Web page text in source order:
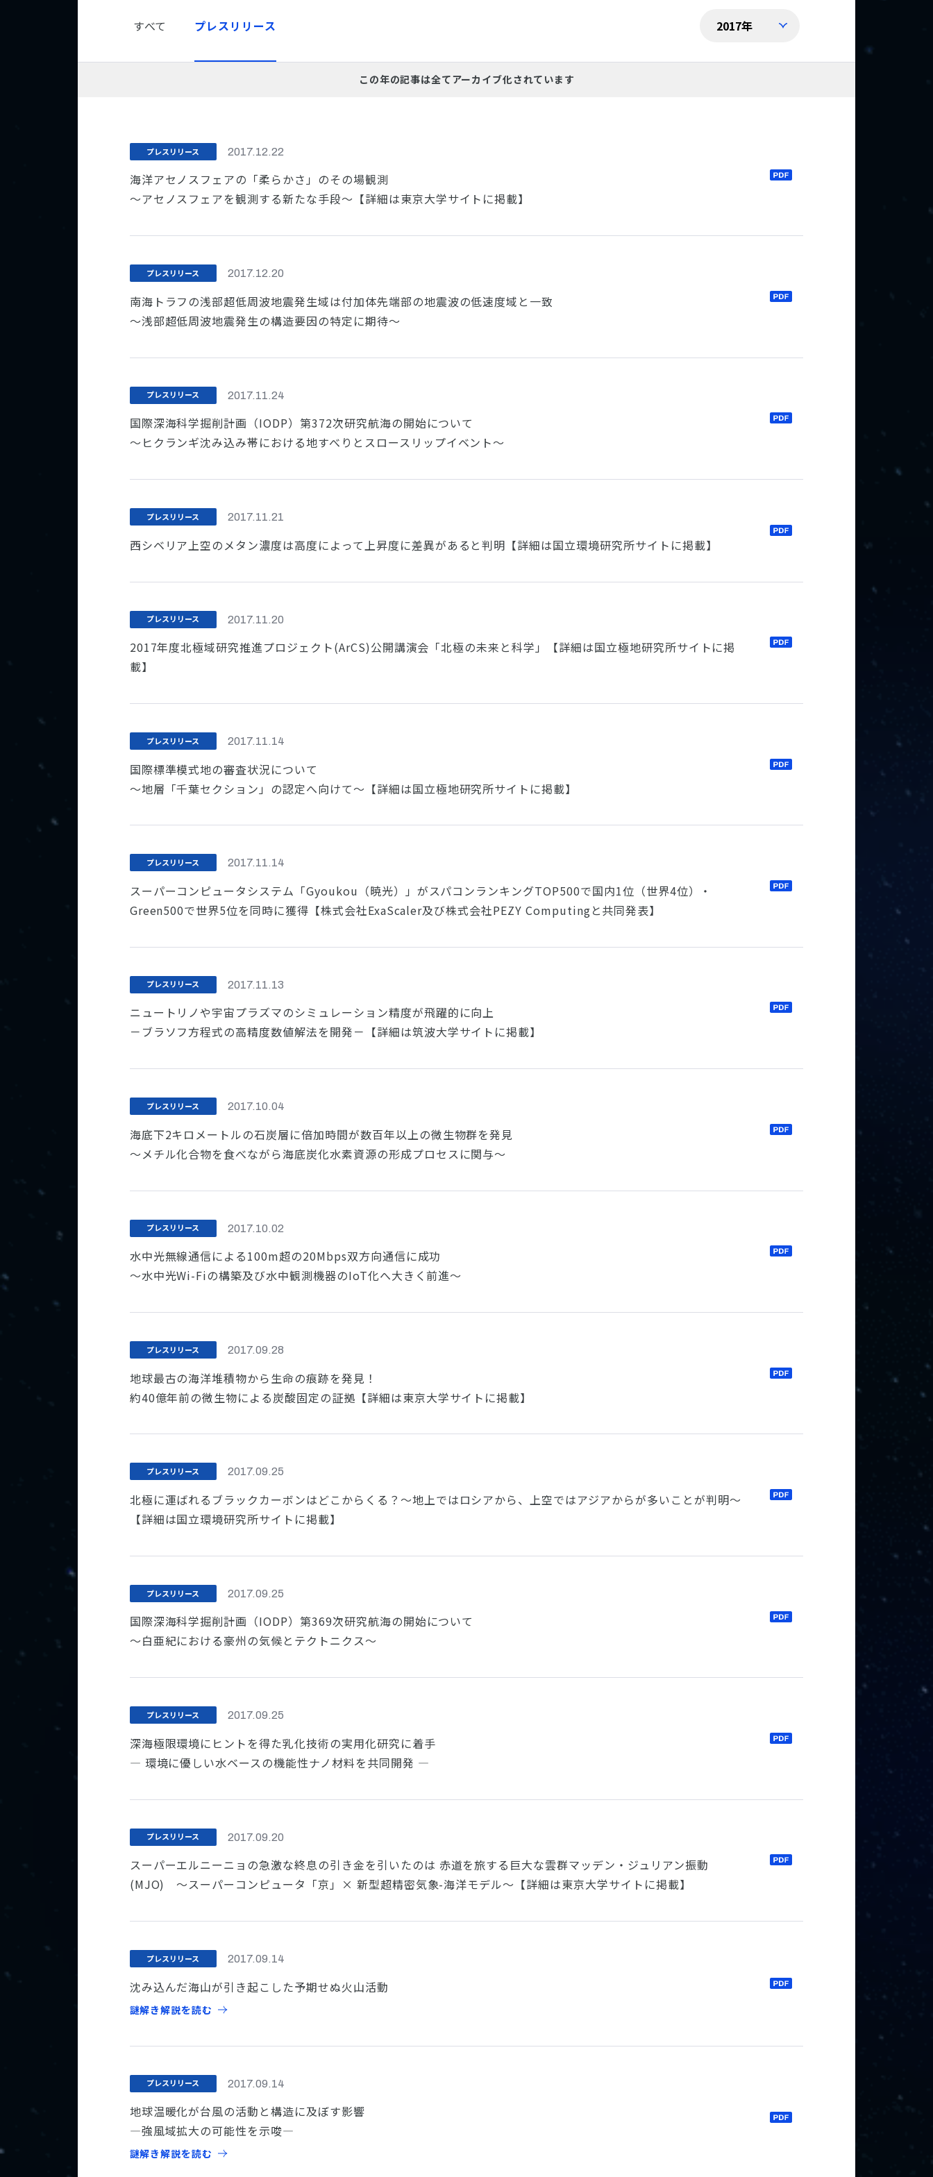
すべて プレスリリース
この年の記事は全てアーカイブ化されています
プレスリリース 2017.12.22
海洋アセノスフェアの「柔らかさ」のその場観測
～アセノスフェアを観測する新たな手段～【詳細は東京大学サイトに掲載】
プレスリリース 2017.12.20
南海トラフの浅部超低周波地震発生域は付加体先端部の地震波の低速度域と一致
～浅部超低周波地震発生の構造要因の特定に期待～
プレスリリース 2017.11.24
国際深海科学掘削計画（IODP）第372次研究航海の開始について
～ヒクランギ沈み込み帯における地すべりとスロースリップイベント～
プレスリリース 2017.11.21
西シベリア上空のメタン濃度は高度によって上昇度に差異があると判明【詳細は国立環境研究所サイトに掲載】
プレスリリース 2017.11.20
2017年度北極域研究推進プロジェクト(ArCS)公開講演会「北極の未来と科学」【詳細は国立極地研究所サイトに掲
載】
プレスリリース 2017.11.14
国際標準模式地の審査状況について
～地層「千葉セクション」の認定へ向けて～【詳細は国立極地研究所サイトに掲載】
プレスリリース 2017.11.14
スーパーコンピュータシステム「Gyoukou（暁光）」がスパコンランキングTOP500で国内1位（世界4位）・
Green500で世界5位を同時に獲得【株式会社ExaScaler及び株式会社PEZY Computingと共同発表】
プレスリリース 2017.11.13
ニュートリノや宇宙プラズマのシミュレーション精度が飛躍的に向上
－ブラソフ方程式の高精度数値解法を開発－【詳細は筑波大学サイトに掲載】
プレスリリース 2017.10.04
海底下2キロメートルの石炭層に倍加時間が数百年以上の微生物群を発見
～メチル化合物を食べながら海底炭化水素資源の形成プロセスに関与～
プレスリリース 2017.10.02
水中光無線通信による100m超の20Mbps双方向通信に成功
～水中光Wi-Fiの構築及び水中観測機器のIoT化へ大きく前進～
プレスリリース 2017.09.28
地球最古の海洋堆積物から生命の痕跡を発見！
約40億年前の微生物による炭酸固定の証拠【詳細は東京大学サイトに掲載】
プレスリリース 2017.09.25
北極に運ばれるブラックカーボンはどこからくる？～地上ではロシアから、上空ではアジアからが多いことが判明～
【詳細は国立環境研究所サイトに掲載】
プレスリリース 2017.09.25
国際深海科学掘削計画（IODP）第369次研究航海の開始について
～白亜紀における豪州の気候とテクトニクス～
プレスリリース 2017.09.25
深海極限環境にヒントを得た乳化技術の実用化研究に着手
― 環境に優しい水ベースの機能性ナノ材料を共同開発 ―
プレスリリース 2017.09.20
スーパーエルニーニョの急激な終息の引き金を引いたのは 赤道を旅する巨大な雲群マッデン・ジュリアン振動
(MJO) ～スーパーコンピュータ「京」× 新型超精密気象-海洋モデル～【詳細は東京大学サイトに掲載】
プレスリリース 2017.09.14
沈み込んだ海山が引き起こした予期せぬ火山活動
謎解き解説を読む
プレスリリース 2017.09.14
地球温暖化が台風の活動と構造に及ぼす影響
―強風域拡大の可能性を示唆―
謎解き解説を読む